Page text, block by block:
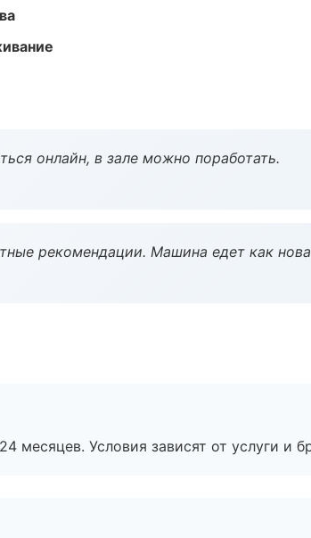
онлайн, в зале можно поработать.
рекомендации. Машина едет как
месяцев. Условия зависят от услуги и